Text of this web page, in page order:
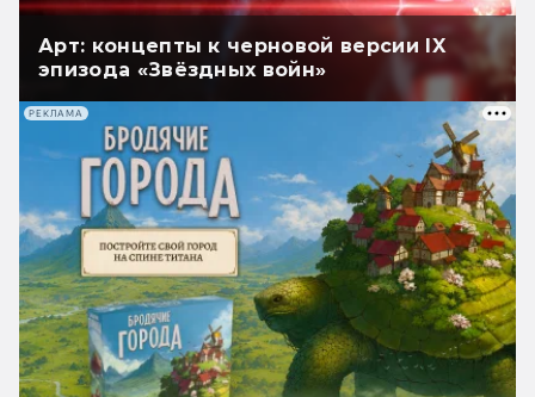
Арт: концепты к черновой версии IX
эпизода «Звёздных войн»
РЕКЛАМА